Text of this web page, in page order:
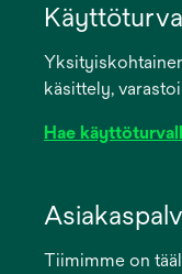
new
käsittely,
Hae
newTiimimme on